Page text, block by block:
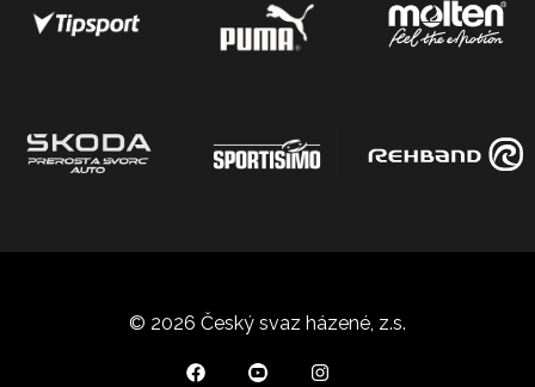
© 2026 Český svaz házené, z.s.